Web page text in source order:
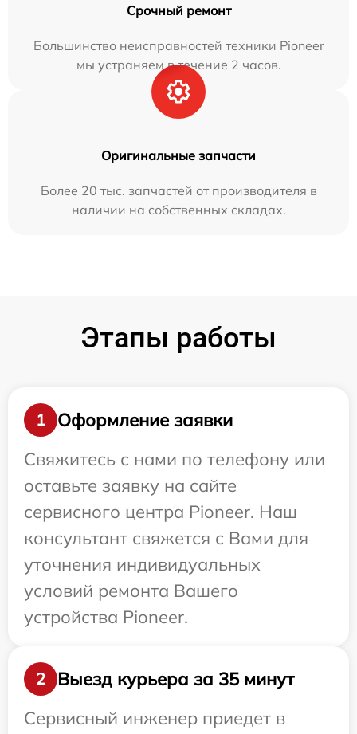
Срочный ремонт
Большинство неисправностей техники Pioneer
мы устраняем в течение 2 часов.
Оригинальные запчасти
Более 20 тыс. запчастей от производителя в
наличии на собственных складах.
Этапы работы
1
Оформление заявки
Свяжитесь с нами по телефону или
оставьте заявку на сайте
сервисного центра Pioneer. Наш
консультант свяжется с Вами для
уточнения индивидуальных
условий ремонта Вашего
устройства Pioneer.
2
Выезд курьера за 35 минут
Сервисный инженер приедет в